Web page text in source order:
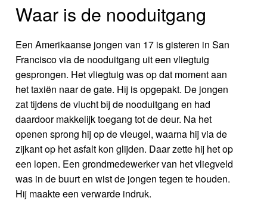
Waar is de nooduitgang
Een Amerikaanse jongen van 17 is gisteren in San
Francisco via de nooduitgang uit een vliegtuig
gesprongen. Het vliegtuig was op dat moment aan
het taxiën naar de gate. Hij is opgepakt. De jongen
zat tijdens de vlucht bij de nooduitgang en had
daardoor makkelijk toegang tot de deur. Na het
openen sprong hij op de vleugel, waarna hij via de
zijkant op het asfalt kon glijden. Daar zette hij het op
een lopen. Een grondmedewerker van het vliegveld
was in de buurt en wist de jongen tegen te houden.
Hij maakte een verwarde indruk.